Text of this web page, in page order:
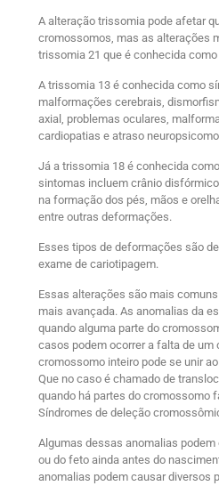
A alteração trissomia pode afetar
cromossomos, mas as alterações
trissomia 21 que é conhecida
A trissomia 13 é conhecida como
malformações cerebrais,
axial, problemas oculares,
cardiopatias e atraso
Já a trissomia 18 é conhecida
sintomas incluem crânio
na formação dos pés, mãos e
entre outras deformações.
Esses tipos de deformações são
exame de cariotipagem.
Essas alterações são mais
mais avançada. As anomalias da
quando alguma parte do
casos podem ocorrer a falta de um
cromossomo inteiro pode se unir
Que no caso é chamado de
quando há partes do cromossomo
Síndromes de deleção
Algumas dessas anomalias
ou do feto ainda antes do
anomalias podem causar diversos